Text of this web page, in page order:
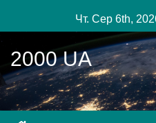
до
вмісту
Чт. Сер 6th,
2000 UA